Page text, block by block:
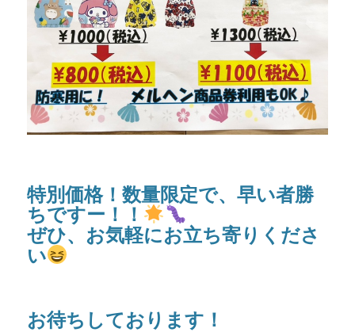
特別価格！数量限定で、早い者勝
ちですー！！
ぜひ、お気軽にお立ち寄りくださ
い
お待ちしております！